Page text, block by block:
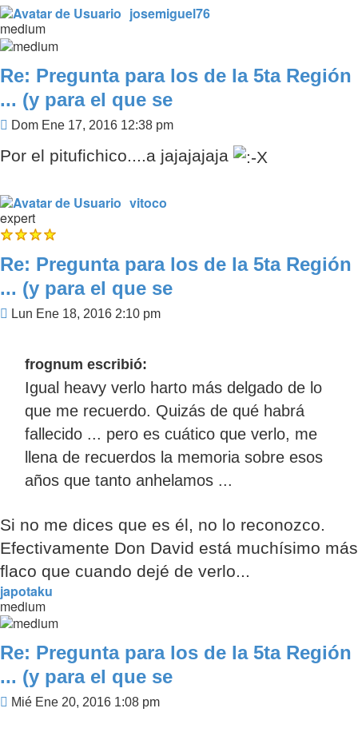
josemiguel76
medium
Re: Pregunta para los de la 5ta Región
... (y para el que se
Mensaje
Dom Ene 17, 2016 12:38 pm
Por el pitufichico....a jajajajaja
vitoco
expert
Re: Pregunta para los de la 5ta Región
... (y para el que se
Mensaje
Lun Ene 18, 2016 2:10 pm
frognum escribió:
Igual heavy verlo harto más delgado de lo
que me recuerdo. Quizás de qué habrá
fallecido ... pero es cuático que verlo, me
llena de recuerdos la memoria sobre esos
años que tanto anhelamos ...
Si no me dices que es él, no lo reconozco.
Efectivamente Don David está muchísimo más
flaco que cuando dejé de verlo...
japotaku
medium
Re: Pregunta para los de la 5ta Región
... (y para el que se
Mensaje
Mié Ene 20, 2016 1:08 pm